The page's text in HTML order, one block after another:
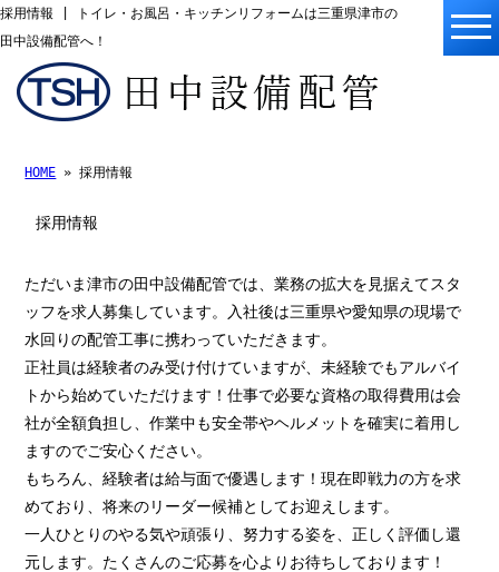
採用情報 | トイレ・お風呂・キッチンリフォームは三重県津市の
田中設備配管へ！
HOME » 採用情報
採用情報
ただいま津市の田中設備配管では、業務の拡大を見据えてスタ
ッフを求人募集しています。入社後は三重県や愛知県の現場で
水回りの配管工事に携わっていただきます。
正社員は経験者のみ受け付けていますが、未経験でもアルバイ
トから始めていただけます！仕事で必要な資格の取得費用は会
社が全額負担し、作業中も安全帯やヘルメットを確実に着用し
ますのでご安心ください。
もちろん、経験者は給与面で優遇します！現在即戦力の方を求
めており、将来のリーダー候補としてお迎えします。
一人ひとりのやる気や頑張り、努力する姿を、正しく評価し還
元します。たくさんのご応募を心よりお待ちしております！